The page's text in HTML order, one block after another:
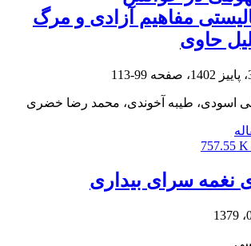
مفاهیم آزادی و مرگ
حاوی
99-113
اسودی، طیبه آخوندی، محمد رضا خضری
757.55 K
نغمه سرای بیداری